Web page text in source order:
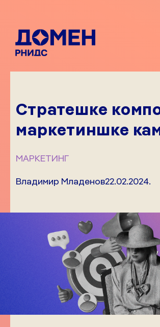
Стратешке
маркетиншке
МАРКЕТИНГ
Владимир Младенов22.02.2024.